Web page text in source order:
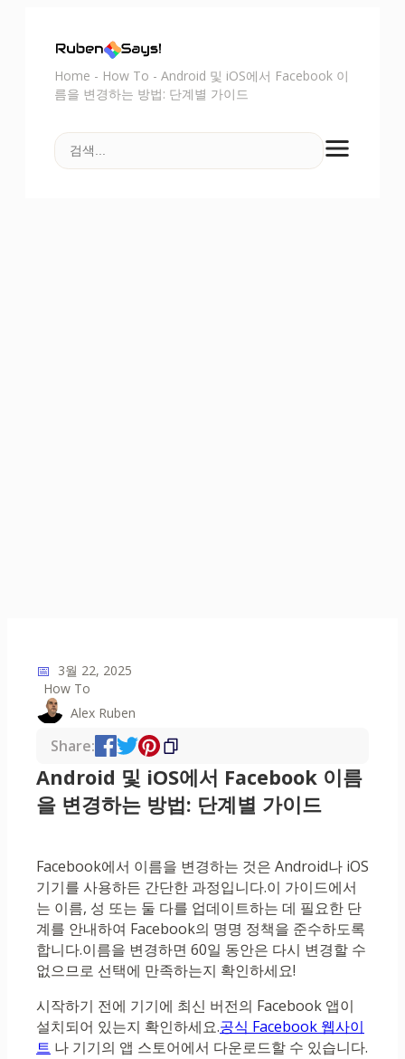
Home - How To - Android 및 iOS에서 Facebook 이
름을 변경하는 방법: 단계별 가이드
📅 3월 22, 2025
How To
Alex Ruben
Share:
Android 및 iOS에서 Facebook 이름
을 변경하는 방법: 단계별 가이드
Facebook에서 이름을 변경하는 것은 Android나 iOS
기기를 사용하든 간단한 과정입니다.이 가이드에서
는 이름, 성 또는 둘 다를 업데이트하는 데 필요한 단
계를 안내하여 Facebook의 명명 정책을 준수하도록
합니다.이름을 변경하면 60일 동안은 다시 변경할 수
없으므로 선택에 만족하는지 확인하세요!
시작하기 전에 기기에 최신 버전의 Facebook 앱이
설치되어 있는지 확인하세요.공식 Facebook 웹사이
트 나 기기의 앱 스토어에서 다운로드할 수 있습니다.